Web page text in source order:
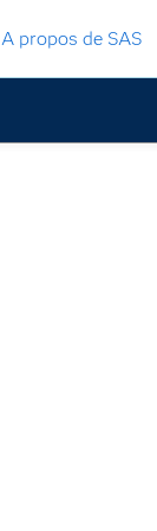
A propos de SAS